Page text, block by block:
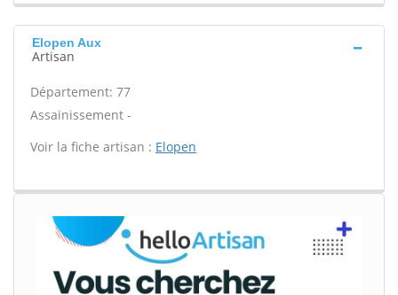
Elopen Aux
Artisan
Département: 77
Assainissement -
Voir la fiche artisan : Elopen